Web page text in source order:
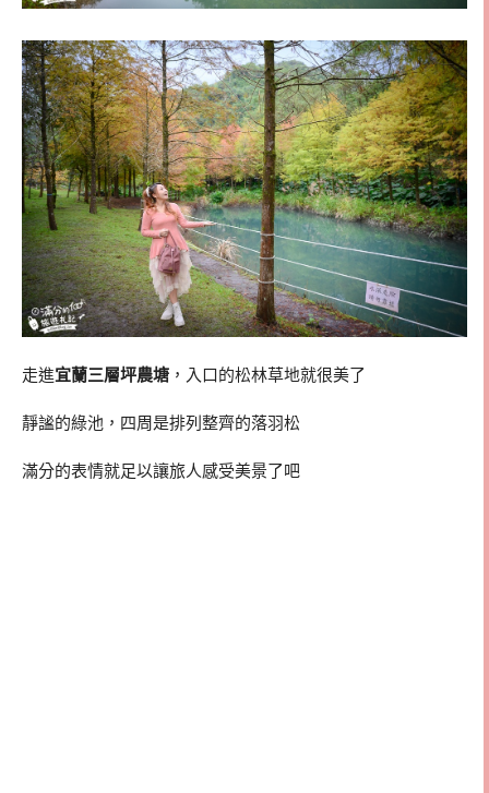
走進宜蘭三層坪農塘 ，入口的松林草地就很美了
靜謐的綠池，四周是排列整齊的落羽松
滿分的表情就足以讓旅人感受美景了吧